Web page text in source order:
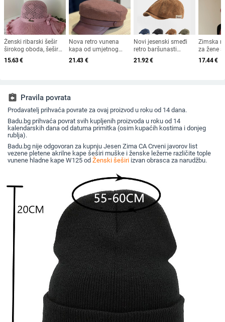
Ženski ribarski šešir
širokog oboda, šešir
za sunce, pleteni šešir
za sunce, šešir za
15.63€
Nova retro vunena
kapa od umjetnog
krzna za jesen i zimu
2025. za žene,
21.43 €
Novi jesenski smeđi
retro baršunasti
osmerokutni šešir za
muškarce i žene,
21.92€
Zimska
za žene
starijih
od
17.44€
assignment_return Pravila povrata
Prodavatelj prihvaća povrate za ovaj proizvod u roku od 14 dana.
Badu.bg prihvaća povrat svih kupljenih proizvoda u roku od 14
kalendarskih dana od datuma primitka (osim kupaćih kostima i donjeg
rublja).
Badu.bg nije odgovoran za kupnju Jesen Zima CA Crveni javorov list
vezene pletene akrilne kape šeširi muške i ženske ležerne različite tople
vunene hladne kape W125 od Ženski šeširi izvan obrasca za narudžbu.